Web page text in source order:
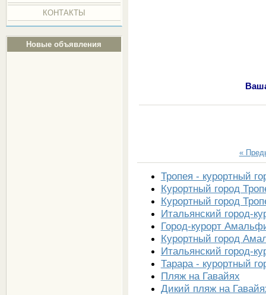
КОНТАКТЫ
Новые объявления
«
Тропея - курортный
Курортный город
Курортный город
Итальянский город-
Город-курорт
Курортный город
Итальянский город-
Тарара - курортный
Пляж на Гавайях
Дикий пляж на